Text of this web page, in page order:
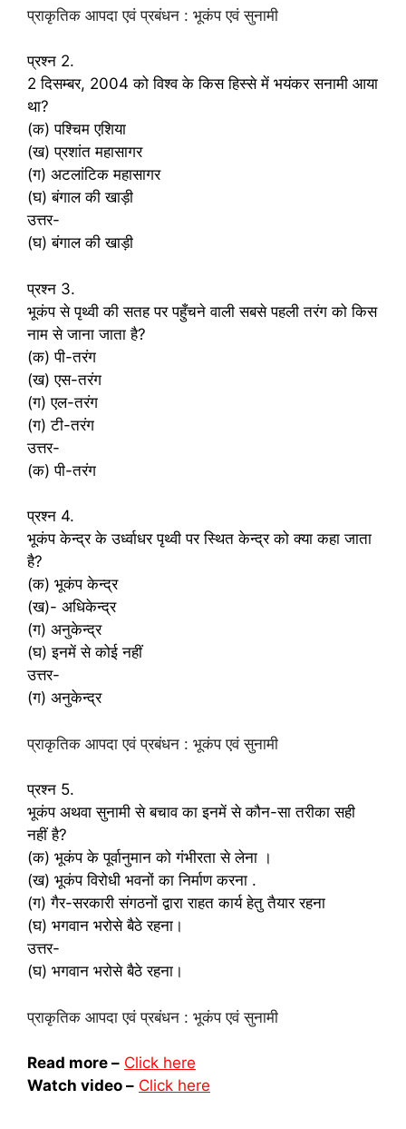
प्राकृतिक आपदा एवं प्रबंधन : भूकंप एवं सुनामी
प्रश्न 2.
2 दिसम्बर, 2004 को विश्व के किस हिस्से में भयंकर सनामी आया
था?
(क) पश्चिम एशिया
(ख) प्रशांत महासागर
(ग) अटलांटिक महासागर
(घ) बंगाल की खाड़ी
उत्तर-
(घ) बंगाल की खाड़ी
प्रश्न 3.
भूकंप से पृथ्वी की सतह पर पहुँचने वाली सबसे पहली तरंग को किस
नाम से जाना जाता है?
(क) पी-तरंग
(ख) एस-तरंग
(ग) एल-तरंग
(ग) टी-तरंग
उत्तर-
(क) पी-तरंग
प्रश्न 4.
भूकंप केन्द्र के उर्ध्वाधर पृथ्वी पर स्थित केन्द्र को क्या कहा जाता
है?
(क) भूकंप केन्द्र
(ख)- अधिकेन्द्र
(ग) अनुकेन्द्र
(घ) इनमें से कोई नहीं
उत्तर-
(ग) अनुकेन्द्र
प्राकृतिक आपदा एवं प्रबंधन : भूकंप एवं सुनामी
प्रश्न 5.
भूकंप अथवा सुनामी से बचाव का इनमें से कौन-सा तरीका सही
नहीं है?
(क) भूकंप के पूर्वानुमान को गंभीरता से लेना ।
(ख) भूकंप विरोधी भवनों का निर्माण करना .
(ग) गैर-सरकारी संगठनों द्वारा राहत कार्य हेतु तैयार रहना
(घ) भगवान भरोसे बैठे रहना।
उत्तर-
(घ) भगवान भरोसे बैठे रहना।
प्राकृतिक आपदा एवं प्रबंधन : भूकंप एवं सुनामी
Read more – Click here
Watch video – Click here